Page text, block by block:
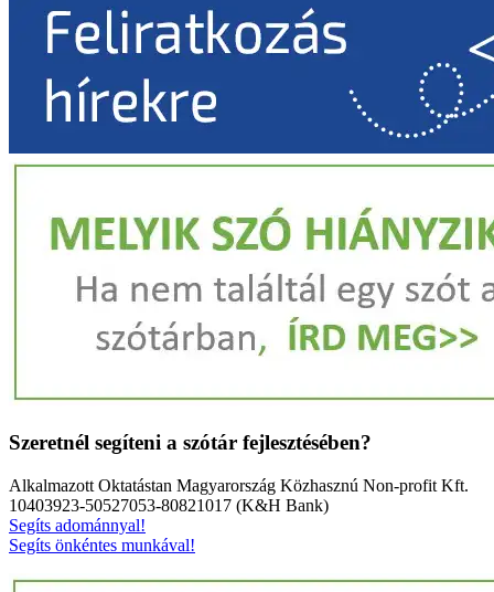
Szeretnél segíteni a szótár fejlesztésében?
Alkalmazott Oktatástan Magyarország Közhasznú Non-profit Kft.
10403923-50527053-80821017 (K&H Bank)
Segíts adománnyal!
Segíts önkéntes munkával!